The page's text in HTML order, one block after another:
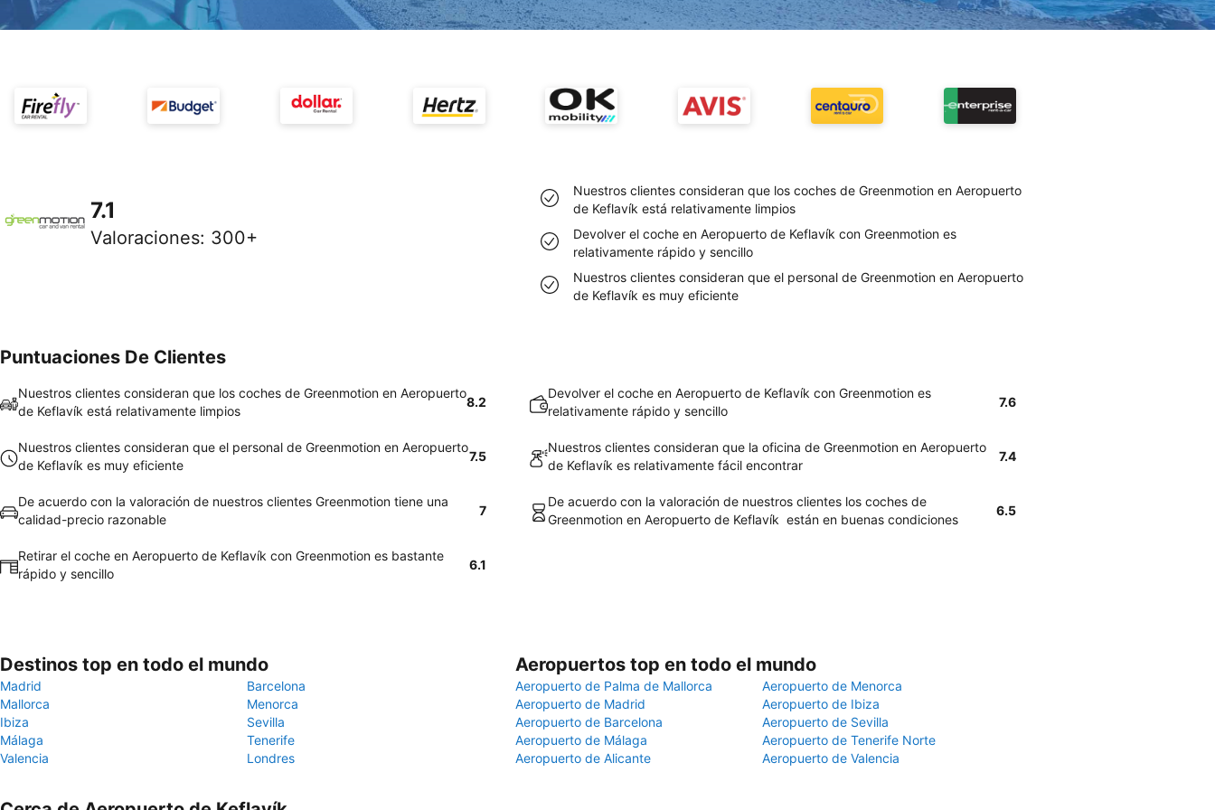
7.1
Valoraciones: 300+
Nuestros clientes consideran que los coches de Greenmotion en Aeropuerto
de Keflavík está relativamente limpios
Devolver el coche en Aeropuerto de Keflavík con Greenmotion es
relativamente rápido y sencillo
Nuestros clientes consideran que el personal de Greenmotion en Aeropuerto
de Keflavík es muy eficiente
Puntuaciones De Clientes
Nuestros clientes consideran que los coches de Greenmotion en Aeropuerto
de Keflavík está relativamente limpios
8.2
Devolver el coche en Aeropuerto de Keflavík con Greenmotion es
relativamente rápido y sencillo
7.6
Nuestros clientes consideran que el personal de Greenmotion en Aeropuerto
de Keflavík es muy eficiente
7.5
Nuestros clientes consideran que la oficina de Greenmotion en Aeropuerto
de Keflavík es relativamente fácil encontrar
7.4
De acuerdo con la valoración de nuestros clientes Greenmotion tiene una
calidad-precio razonable
7
De acuerdo con la valoración de nuestros clientes los coches de
Greenmotion en Aeropuerto de Keflavík están en buenas condiciones
6.5
Retirar el coche en Aeropuerto de Keflavík con Greenmotion es bastante
rápido y sencillo
6.1
Destinos top en todo el mundo
Madrid
Barcelona
Mallorca
Menorca
Ibiza
Sevilla
Málaga
Tenerife
Valencia
Londres
Aeropuertos top en todo el mundo
Aeropuerto de Palma de Mallorca
Aeropuerto de Menorca
Aeropuerto de Madrid
Aeropuerto de Ibiza
Aeropuerto de Barcelona
Aeropuerto de Sevilla
Aeropuerto de Málaga
Aeropuerto de Tenerife Norte
Aeropuerto de Alicante
Aeropuerto de Valencia